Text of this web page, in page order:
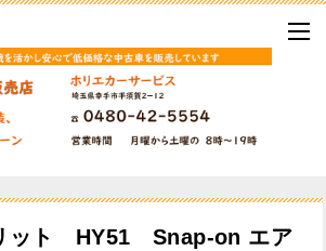
ット HY51 Snap-on エア